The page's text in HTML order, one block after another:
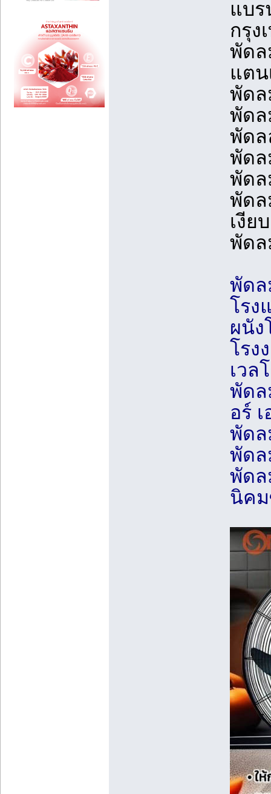
แบร
กรุง
พัดล
แต
พัดล
พัดล
พัดล
พัดล
พัดล
พัดล
เงีย
พัดล
พัดล
โรง
ผนัง
โรง
เว
พัดล
อร์
พัด
พัดล
พัด
นิค